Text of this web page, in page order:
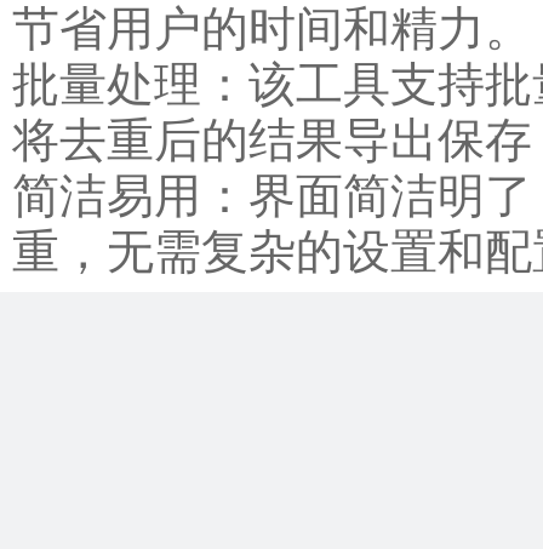
节省用户的时间和精力。
批量处理：该工具支持
将去重后的结果导出保
简洁易用：界面简洁明
重，无需复杂的设置和